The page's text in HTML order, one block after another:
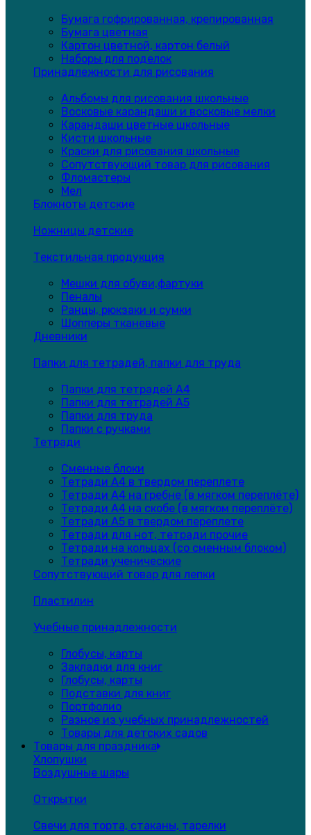
Бумага гофрированная, крепированная
Бумага цветная
Картон цветной, картон белый
Наборы для поделок
Принадлежности для рисования
Альбомы для рисования школьные
Восковые карандаши и восковые мелки
Карандаши цветные школьные
Кисти школьные
Краски для рисования школьные
Сопутствующий товар для рисования
Фломастеры
Мел
Блокноты детские
Ножницы детские
Текстильная продукция
Мешки для обуви,фартуки
Пеналы
Ранцы, рюкзаки и сумки
Шопперы тканевые
Дневники
Папки для тетрадей, папки для труда
Папки для тетрадей А4
Папки для тетрадей А5
Папки для труда
Папки с ручками
Тетради
Сменные блоки
Тетради А4 в твердом переплете
Тетради А4 на гребне (в мягком переплёте)
Тетради А4 на скобе (в мягком переплёте)
Тетради А5 в твердом переплете
Тетради для нот, тетради прочие
Тетради на кольцах (со сменным блоком)
Тетради ученические
Сопутствующий товар для лепки
Пластилин
Учебные принадлежности
Глобусы, карты
Закладки для книг
Глобусы, карты
Подставки для книг
Портфолио
Разное из учебных принадлежностей
Товары для детских садов
Товары для праздника
Хлопушки
Воздушные шары
Открытки
Свечи для торта, стаканы, тарелки